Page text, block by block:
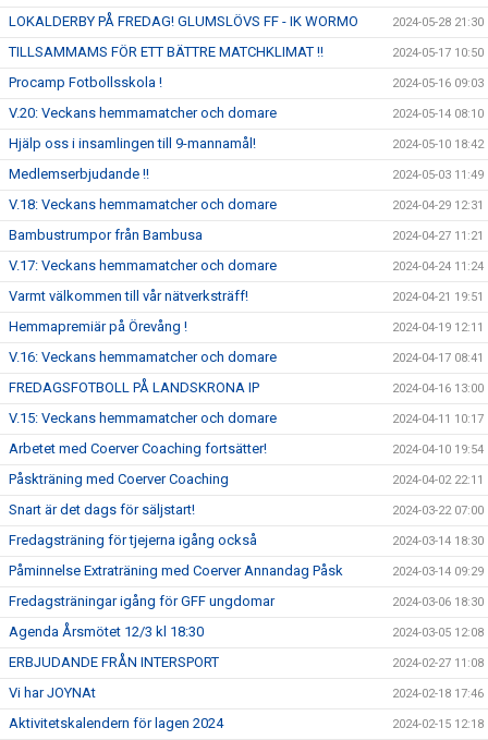
LOKALDERBY PÅ FREDAG! GLUMSLÖVS FF - IK WORMO 2024-05-28 21:30
TILLSAMMAMS FÖR ETT BÄTTRE MATCHKLIMAT !! 2024-05-17 10:50
Procamp Fotbollsskola ! 2024-05-16 09:03
V.20: Veckans hemmamatcher och domare 2024-05-14 08:10
Hjälp oss i insamlingen till 9-mannamål! 2024-05-10 18:42
Medlemserbjudande !! 2024-05-03 11:49
V.18: Veckans hemmamatcher och domare 2024-04-29 12:31
Bambustrumpor från Bambusa 2024-04-27 11:21
V.17: Veckans hemmamatcher och domare 2024-04-24 11:24
Varmt välkommen till vår nätverksträff! 2024-04-21 19:51
Hemmapremiär på Örevång ! 2024-04-19 12:11
V.16: Veckans hemmamatcher och domare 2024-04-17 08:41
FREDAGSFOTBOLL PÅ LANDSKRONA IP 2024-04-16 13:00
V.15: Veckans hemmamatcher och domare 2024-04-11 10:17
Arbetet med Coerver Coaching fortsätter! 2024-04-10 19:54
Påskträning med Coerver Coaching 2024-04-02 22:11
Snart är det dags för säljstart! 2024-03-22 07:00
Fredagsträning för tjejerna igång också 2024-03-14 18:30
Påminnelse Extraträning med Coerver Annandag Påsk 2024-03-14 09:29
Fredagsträningar igång för GFF ungdomar 2024-03-06 18:30
Agenda Årsmötet 12/3 kl 18:30 2024-03-05 12:08
ERBJUDANDE FRÅN INTERSPORT 2024-02-27 11:08
Vi har JOYNAt 2024-02-18 17:46
Aktivitetskalendern för lagen 2024 2024-02-15 12:18